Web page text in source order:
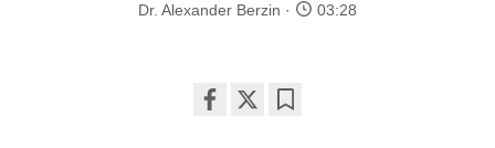
Dr. Alexander Berzin 03:28